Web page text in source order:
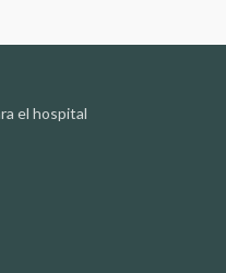
el hospital